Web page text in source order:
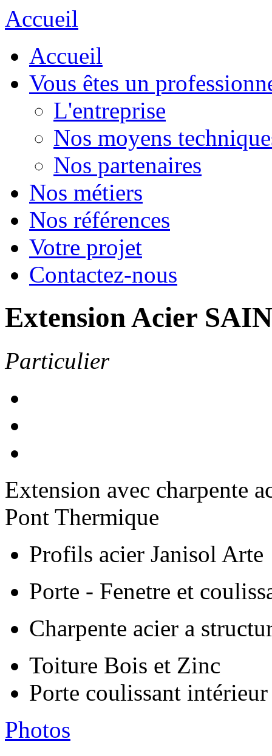
Accueil
Accueil
Vous êtes un
L'entreprise
Nos moyens
Nos partenaires
Nos métiers
Nos références
Votre projet
Contactez-nous
Extension Acier
Particulier
Extension avec charpente
Pont Thermique
Profils acier Janisol Arte
Porte - Fenetre et
Charpente acier a
Toiture Bois et Zinc
Porte coulissant
Photos